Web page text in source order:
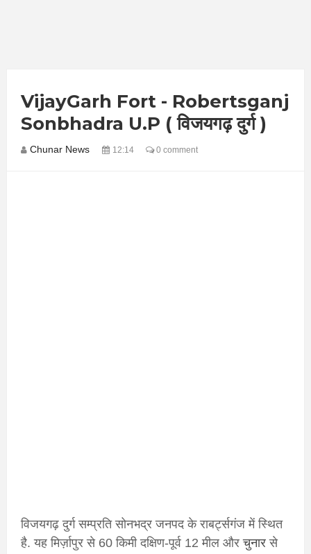
VijayGarh Fort - Robertsganj
Sonbhadra U.P ( विजयगढ़ दुर्ग )
Chunar News 12:14 0 comment
विजयगढ़ दुर्ग सम्प्रति सोनभद्र जनपद के राबर्ट्सगंज में स्थित
है. यह मिर्ज़ापुर से 60 किमी दक्षिण-पूर्व 12 मील औरचुनारसे